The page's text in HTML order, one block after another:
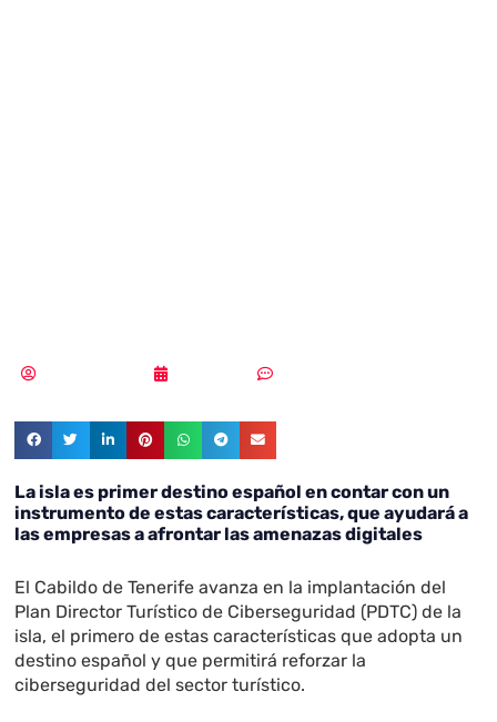
La isla es primer destino español en contar con un
instrumento de estas características, que ayudará a
las empresas a afrontar las amenazas digitales
El Cabildo de Tenerife avanza en la implantación del
Plan Director Turístico de Ciberseguridad (PDTC) de la
isla, el primero de estas características que adopta un
destino español y que permitirá reforzar la
ciberseguridad del sector turístico.